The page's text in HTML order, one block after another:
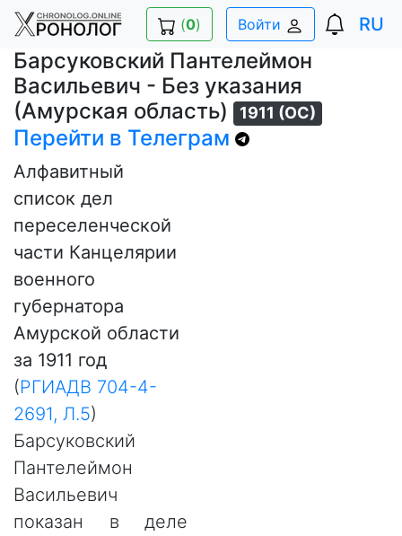
(0) Войти RU
Барсуковский Пантелеймон
Васильевич - Без указания
(Амурская область)
1911 (ОС)
Перейти в Телеграм
Алфавитный
список дел
переселенческой
части Канцелярии
военного
губернатора
Амурской области
за 1911 год
(РГИАДВ 704-4-
2691, Л.5)
Барсуковский
Пантелеймон
Васильевич
показан в деле